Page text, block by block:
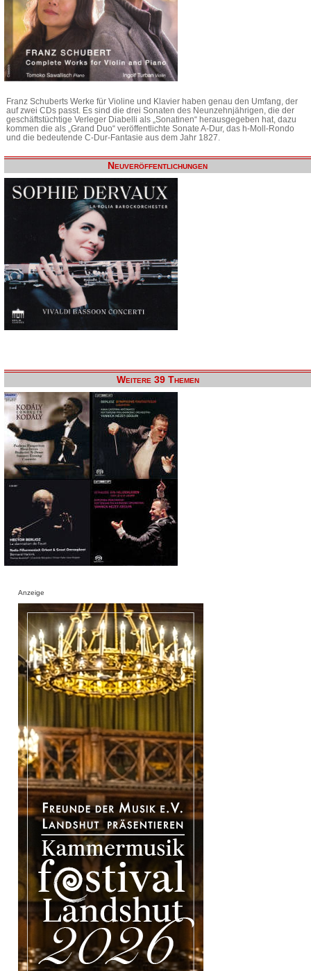
Franz Schuberts Werke für Violine und Klavier haben genau den Umfang, der
auf zwei CDs passt. Es sind die drei Sonaten des Neunzehnjährigen, die der
geschäftstüchtige Verleger Diabelli als „Sonatinen“ herausgegeben hat, dazu
kommen die als „Grand Duo“ veröffentlichte Sonate A-Dur, das h-Moll-Rondo
und die bedeutende C-Dur-Fantasie aus dem Jahr 1827.
Neuveröffentlichungen
Weitere 39 Themen
Anzeige